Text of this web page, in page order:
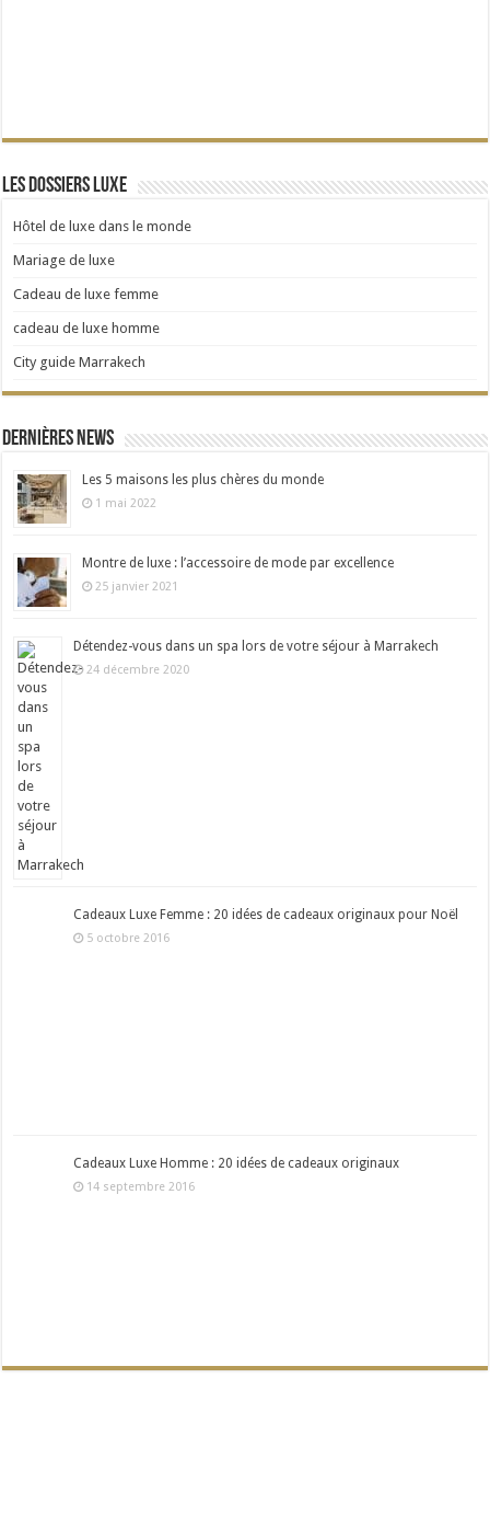
Les dossiers Luxe
Hôtel de luxe dans le monde
Mariage de luxe
Cadeau de luxe femme
cadeau de luxe homme
City guide Marrakech
Dernières news
Les 5 maisons les plus chères du monde
1 mai 2022
Montre de luxe : l’accessoire de mode par excellence
25 janvier 2021
Détendez-vous dans un spa lors de votre séjour à Marrakech
24 décembre 2020
Cadeaux Luxe Femme : 20 idées de cadeaux originaux pour Noël
5 octobre 2016
Cadeaux Luxe Homme : 20 idées de cadeaux originaux
14 septembre 2016